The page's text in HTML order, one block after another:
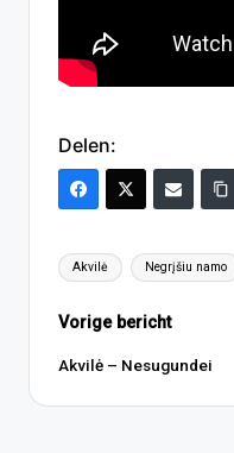
Delen:
Tags:
Akvilė Negrįšiu namo
Bericht
navigatie
Vorige bericht
Akvilė – Nesugundei